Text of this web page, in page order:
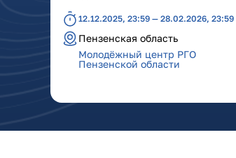
12.12.2025, 23:59 — 28.02.2026, 23:59
Пензенская область
Молодёжный центр РГО
Пензенской области